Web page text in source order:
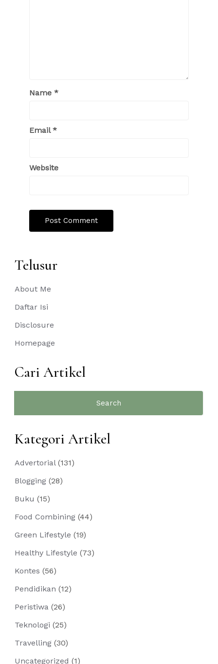
Name *
Email*
Website
Telusur
About Me
Daftar Isi
Disclosure
Homepage
Cari Artikel
Kategori Artikel
Advertorial (131)
Blogging (28)
Buku (15)
Food Combining (44)
Green Lifestyle (19)
Healthy Lifestyle (73)
Kontes (56)
Pendidikan (12)
Peristiwa (26)
Teknologi (25)
Travelling (30)
Uncategorized (1)